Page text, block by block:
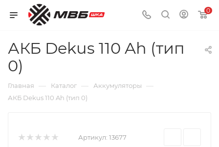
0
АКБ Dekus 110 Ah (тип
0)
Главная — Каталог — Аккумуляторы —
АКБ Dekus 110 Ah (тип 0)
Артикул: 13677